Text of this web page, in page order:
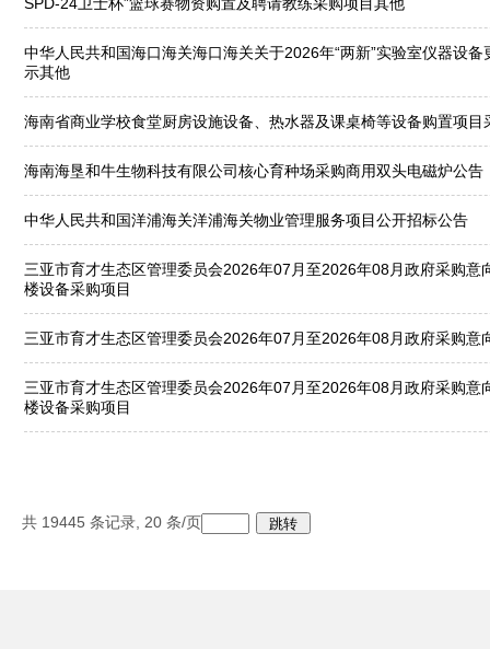
中华人民共和国海口海关海口海关关于2026年“两新”实验室仪器设
示其他
海南省商业学校食堂厨房设施设备、热水器及课桌椅等设备购置项
海南海垦和牛生物科技有限公司核心育种场采购商用双头电磁炉公告
中华人民共和国洋浦海关洋浦海关物业管理服务项目公开招标公告
三亚市育才生态区管理委员会2026年07月至2026年08月政府采购意
楼设备采购项目
三亚市育才生态区管理委员会2026年07月至2026年08月政府采购意
三亚市育才生态区管理委员会2026年07月至2026年08月政府采购意
楼设备采购项目
共 19445 条记录, 20 条/页